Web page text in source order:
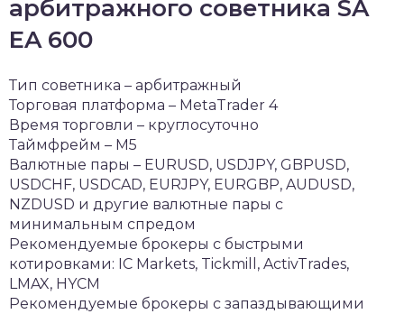
арбитражного советника SA
EA 600
Тип советника – арбитражный
Торговая платформа – MetaTrader 4
Время торговли – круглосуточно
Таймфрейм – M5
Валютные пары – EURUSD, USDJPY, GBPUSD,
USDCHF, USDCAD, EURJPY, EURGBP, AUDUSD,
NZDUSD и другие валютные пары с
минимальным спредом
Рекомендуемые брокеры с быстрыми
котировками: IC Markets, Tickmill, ActivTrades,
LMAX, HYCM
Рекомендуемые брокеры с запаздывающими